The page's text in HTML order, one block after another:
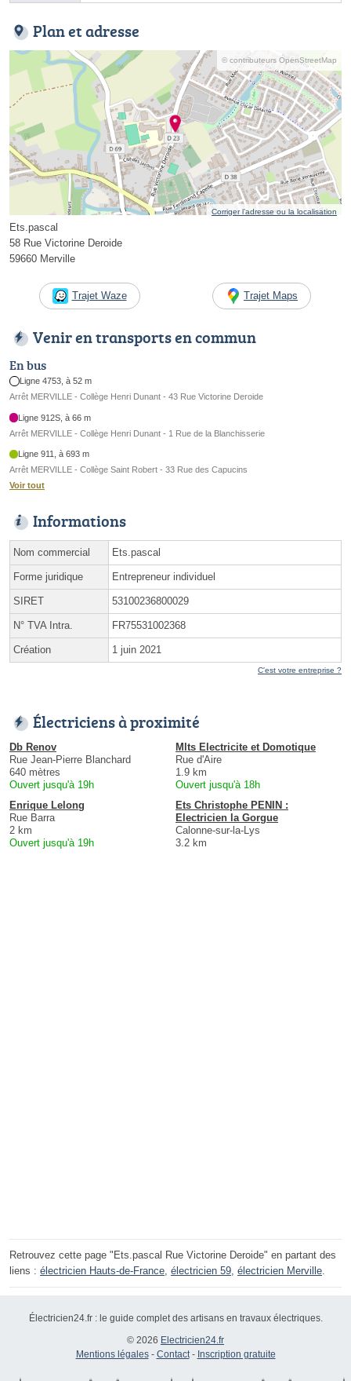
Plan et adresse
© contributeurs OpenStreetMap
Corriger l’adresse ou la localisation
Ets.pascal
58 Rue Victorine Deroide
59660 Merville
Trajet Waze Trajet Maps
Venir en transports en commun
En bus
Ligne 4753, à 52 m
Arrêt MERVILLE - Collège Henri Dunant - 43 Rue Victorine Deroide
Ligne 912S, à 66 m
Arrêt MERVILLE - Collège Henri Dunant - 1 Rue de la Blanchisserie
Ligne 911, à 693 m
Arrêt MERVILLE - Collège Saint Robert - 33 Rue des Capucins
Voir tout
Informations
Nom commercial Ets.pascal
Forme juridique Entrepreneur individuel
SIRET 53100236800029
N° TVA Intra. FR75531002368
Création 1 juin 2021
C'est votre entreprise ?
Électriciens à proximité
Db Renov
Rue Jean-Pierre Blanchard
640 mètres
Ouvert jusqu'à 19h
Mlts Electricite et Domotique
Rue d'Aire
1.9 km
Ouvert jusqu'à 18h
Enrique Lelong
Rue Barra
2 km
Ouvert jusqu'à 19h
Ets Christophe PENIN :
Electricien la Gorgue
Calonne-sur-la-Lys
3.2 km
Retrouvez cette page "Ets.pascal Rue Victorine Deroide" en partant des
liens : électricien Hauts-de-France, électricien 59, électricien Merville.
Électricien24.fr : le guide complet des artisans en travaux électriques.
© 2026 Electricien24.fr
Mentions légales- Contact- Inscription gratuite